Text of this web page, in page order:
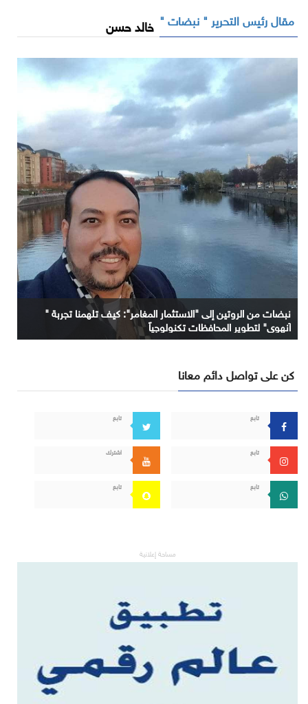
مقال رئيس التحرير " نبضات " خالد حسن
نبضات من الروتين إلى "الاستثمار المغامر": كيف تلهمنا تجربة "
آنهوي" لتطوير المحافظات تكنولوجياً
كن على تواصل دائم معانا
تابع تابع
تابع اشترك
تابع تابع
مساحة إعلانية